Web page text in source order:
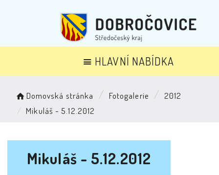
HLAVNÍ NABÍDKA
Domovská stránka Fotogalerie
2012
Mikuláš - 5.12.2012
Mikuláš - 5.12.2012